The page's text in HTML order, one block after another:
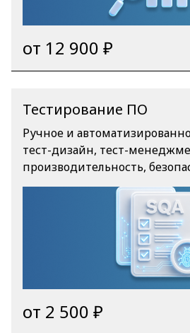
от 12 900 ₽
Тестирование ПО
Ручное и
тест-дизайн, тест-
производительность,
от 2 500 ₽